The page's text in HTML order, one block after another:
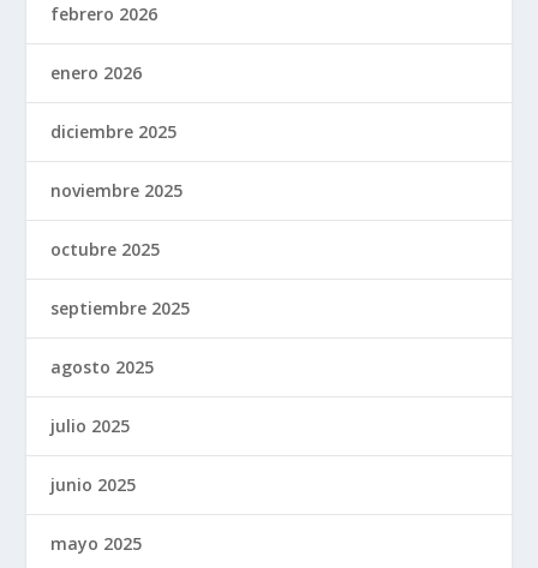
febrero 2026
enero 2026
diciembre 2025
noviembre 2025
octubre 2025
septiembre 2025
agosto 2025
julio 2025
junio 2025
mayo 2025